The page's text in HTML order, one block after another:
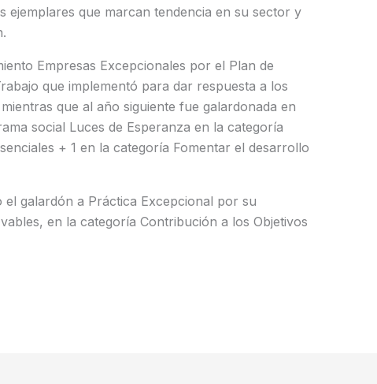
ejemplares que marcan tendencia en su sector y
Empresas Excepcionales por el Plan de
que implementó para dar respuesta a los
que al año siguiente fue galardonada en
social Luces de Esperanza en la categoría
+ 1 en la categoría Fomentar el desarrollo
galardón a Práctica Excepcional por su
en la categoría Contribución a los Objetivos